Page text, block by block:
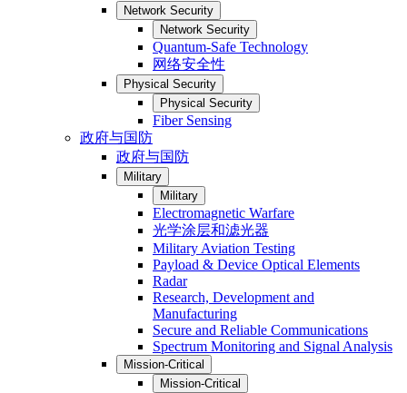
Network Security
Network Security
Quantum-Safe Technology
网络安全性
Physical Security
Physical Security
Fiber Sensing
政府与国防
政府与国防
Military
Military
Electromagnetic Warfare
光学涂层和滤光器
Military Aviation Testing
Payload & Device Optical Elements
Radar
Research, Development and
Manufacturing
Secure and Reliable Communications
Spectrum Monitoring and Signal Analysis
Mission-Critical
Mission-Critical